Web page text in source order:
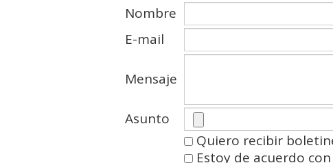
Nombre
E-mail
Mensaje
Asunto
Quiero recibir
Estoy de acuerdo